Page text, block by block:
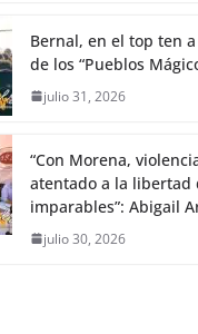
Bernal, en el top ten
de los “Pueblos
julio 31, 2026
“Con Morena,
atentado a la libertad
imparables”: Abigail
julio 30, 2026